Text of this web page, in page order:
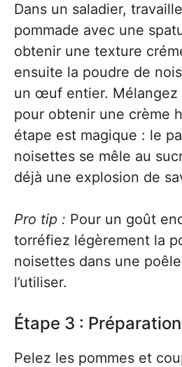
Dans un saladier,
pommade avec une
obtenir une texture
ensuite la poudre de
un œuf entier. Mélangez
pour obtenir une crème
étape est magique : le
noisettes se mêle au
déjà une explosion de
Pro tip : Pour un goût
torréfiez légèrement la
noisettes dans une
l’utiliser.
Étape 3 :
Pelez les pommes et